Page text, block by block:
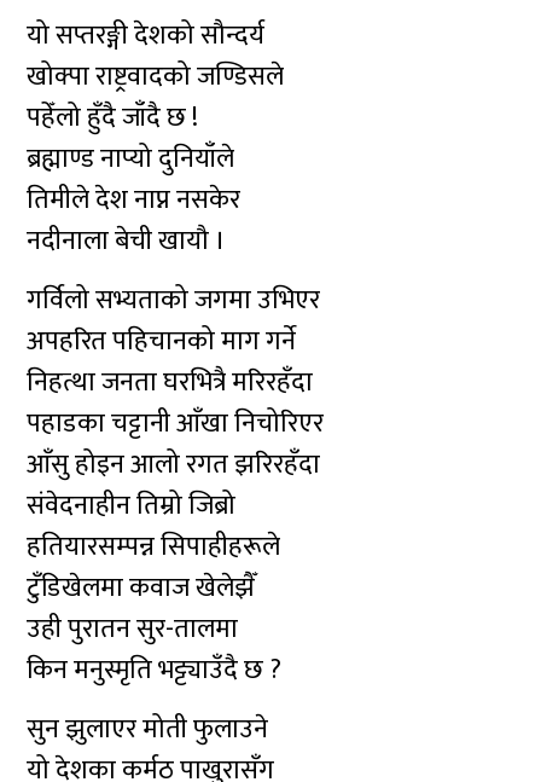
यो सप्तरङ्गी देशको सौन्दर्य
खोक्पा राष्ट्रवादको जण्डिसले
पहेँलो हुँदै जाँदै छ !
ब्रह्माण्ड नाप्यो दुनियाँले
तिमीले देश नाप्न नसकेर
नदीनाला बेची खायौ ।
गर्विलो सभ्यताको जगमा उभिएर
अपहरित पहिचानको माग गर्ने
निहत्था जनता घरभित्रै मरिरहँदा
पहाडका चट्टानी आँखा निचोरिएर
आँसु होइन आलो रगत झरिरहँदा
संवेदनाहीन तिम्रो जिब्रो
हतियारसम्पन्न सिपाहीहरूले
टुँडिखेलमा कवाज खेलेझैँ
उही पुरातन सुर-तालमा
किन मनुस्मृति भट्ट्याउँदै छ ?
सुन झुलाएर मोती फुलाउने
यो देशका कर्मठ पाखुरासँग